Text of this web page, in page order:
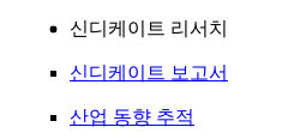
신디케이트 리서치
신디케이트 보고서
산업 동향 추적